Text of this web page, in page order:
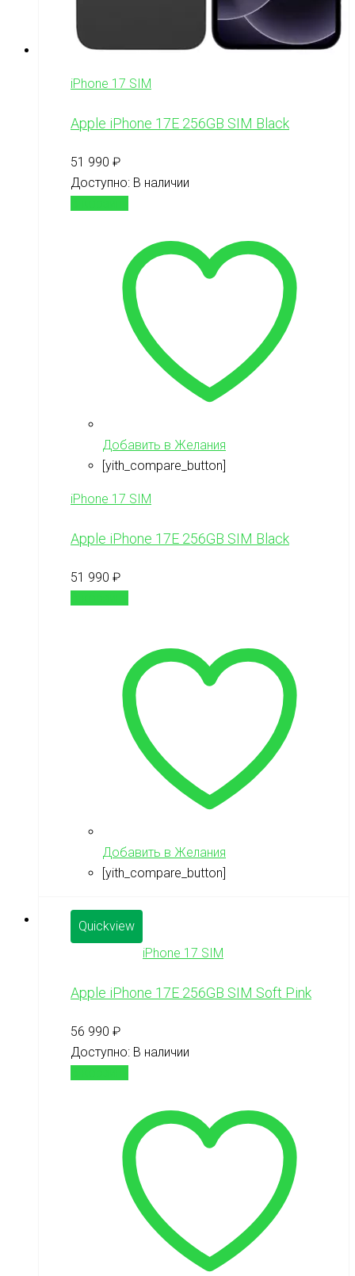
iPhone 17 SIM
Apple iPhone 17E 256GB SIM Black
51 990 ₽
Доступно: В наличии
Добавить в Желания
[yith_compare_button]
iPhone 17 SIM
Apple iPhone 17E 256GB SIM Black
51 990 ₽
Добавить в Желания
[yith_compare_button]
Quickview
iPhone 17 SIM
Apple iPhone 17E 256GB SIM Soft Pink
56 990 ₽
Доступно: В наличии